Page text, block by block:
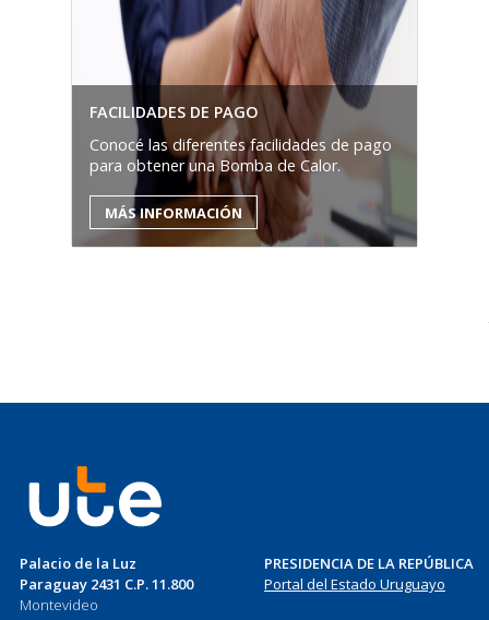
FACILIDADES DE PAGO
Conocé las diferentes facilidades de pago
para obtener una Bomba de Calor.
MÁS INFORMACIÓN
Palacio de la Luz
Paraguay 2431 C.P. 11.800
Montevideo
PRESIDENCIA DE LA REPÚBLICA
Portal del Estado Uruguayo